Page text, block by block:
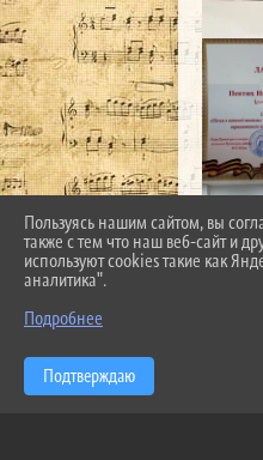
Пользуясь нашим сайтом, вы
также с тем что наш веб-сайт и
используют cookies такие как
аналитика".
Подробнее
Подтверждаю